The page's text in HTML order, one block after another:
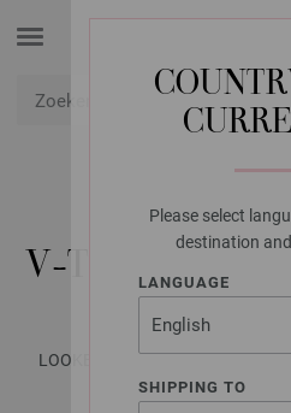
Please select
destination
LANGUAGE
SHIPPING TO
LANA
V-TRUI
LOOKBOOK No. 19 - Tijdschrift
Patroon